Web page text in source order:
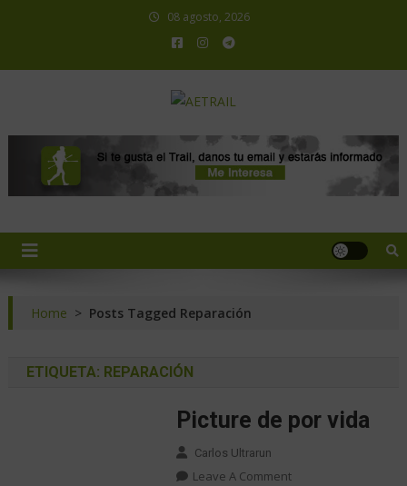
08 agosto, 2026
Home > Posts Tagged Reparación
ETIQUETA: REPARACIÓN
Picture de por vida
Carlos Ultrarun
Leave A Comment